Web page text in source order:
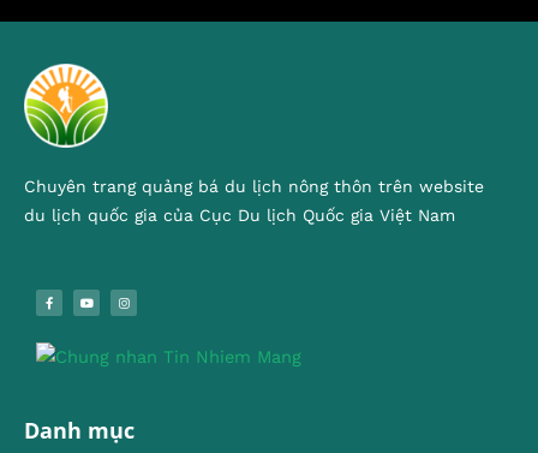
Chuyên trang quảng bá du lịch nông thôn trên website
du lịch quốc gia của Cục Du lịch Quốc gia Việt Nam
Danh mục